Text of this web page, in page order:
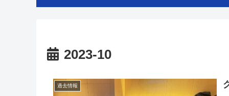
2023-10
過去情報